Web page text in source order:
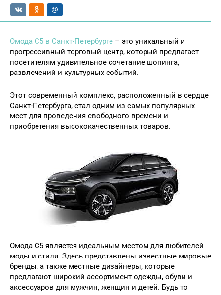
Омода С5 в Санкт-Петербурге – это уникальный и
прогрессивный торговый центр, который предлагает
посетителям удивительное сочетание шопинга,
развлечений и культурных событий.
Этот современный комплекс, расположенный в сердце
Санкт-Петербурга, стал одним из самых популярных
мест для проведения свободного времени и
приобретения высококачественных товаров.
Омода С5 является идеальным местом для любителей
моды и стиля. Здесь представлены известные мировые
бренды, а также местные дизайнеры, которые
предлагают широкий ассортимент одежды, обуви и
аксессуаров для мужчин, женщин и детей. Будь то